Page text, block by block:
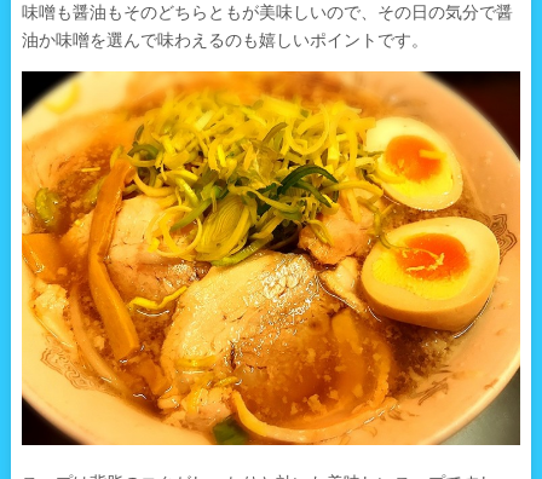
味噌も醤油もそのどちらともが美味しいので、その日の気分で醤
油か味噌を選んで味わえるのも嬉しいポイントです。